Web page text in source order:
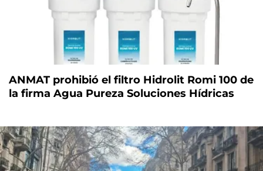
ANMAT prohibió el filtro Hidrolit Romi 100 de
la firma Agua Pureza Soluciones Hídricas